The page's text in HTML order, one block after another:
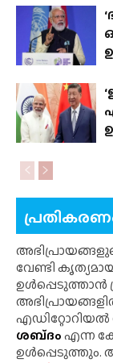
വേണ്ടി
ഉൾപ്പെടുത്താൻ
ശബ്‌ദംഎന്ന
ഉൾപ്പെടുത്തും.